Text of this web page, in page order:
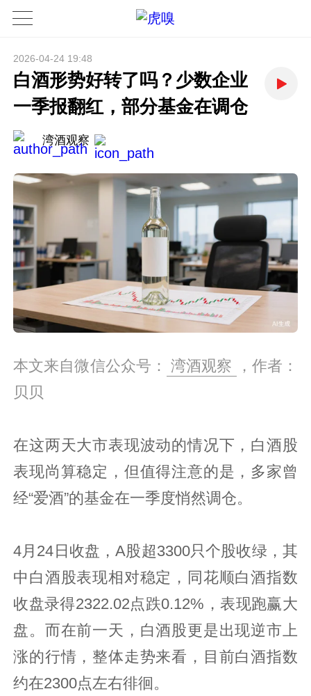
2026-04-24 19:48
白酒形势好转了吗？少数企业
一季报翻红，部分基金在调仓
湾酒观察
本文来自微信公众号： 湾酒观察
，作者：
贝贝
在这两天大市表现波动的情况下，白酒股
表现尚算稳定，但值得注意的是，多家曾
经“爱酒”的基金在一季度悄然调仓。
4月24日收盘，A股超3300只个股收绿，其
中白酒股表现相对稳定，同花顺白酒指数
收盘录得2322.02点跌0.12%，表现跑赢大
盘。而在前一天，白酒股更是出现逆市上
涨的行情，整体走势来看，目前白酒指数
约在2300点左右徘徊。